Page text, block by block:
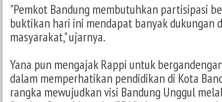
"Pemkot Bandung membutuhkan partisipasi
buktikan hari ini mendapat banyak dukungan
masyarakat," ujarnya.
Yana pun mengajak Rappi untuk
dalam memperhatikan pendidikan di Kota
rangka mewujudkan visi Bandung Unggul